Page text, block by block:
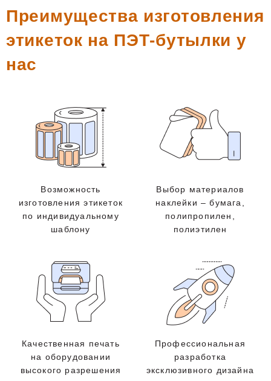
Преимущества изготовления
этикеток на ПЭТ-бутылки у
нас
Возможность
изготовления этикеток
по индивидуальному
шаблону
Выбор материалов
наклейки – бумага,
полипропилен,
полиэтилен
Качественная печать
на оборудовании
высокого разрешения
Профессиональная
разработка
эксклюзивного дизайна